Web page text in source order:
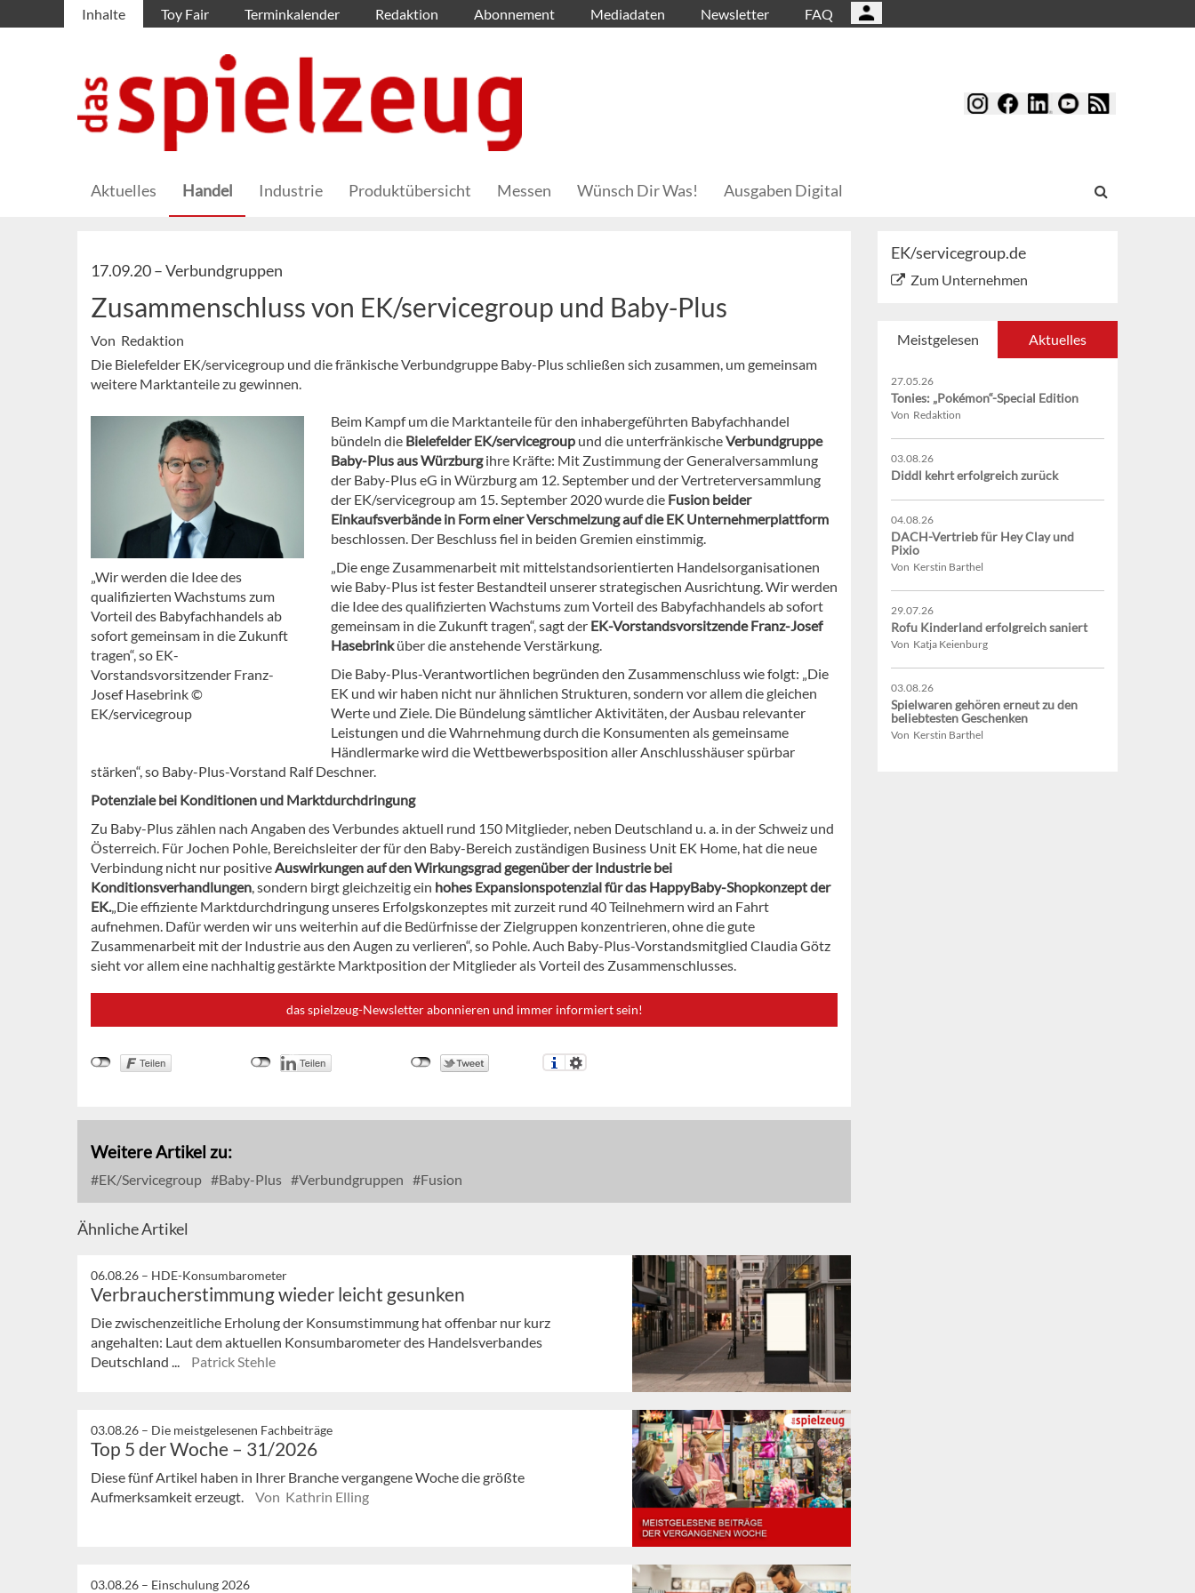
Inhalte Toy Fair Terminkalender Redaktion Abonnement Mediadaten Newsletter FAQ
Aktuelles Handel Industrie Produktübersicht Messen Wünsch Dir Was! Ausgaben Digital
17.09.20 –Verbundgruppen
Zusammenschluss von EK/servicegroup und Baby-Plus
Von Redaktion
Die Bielefelder EK/servicegroup und die fränkische Verbundgruppe Baby-Plus schließen sich zusammen, um gemeinsam
weitere Marktanteile zu gewinnen.
„Wir werden die Idee des
qualifizierten Wachstums zum
Vorteil des Babyfachhandels ab
sofort gemeinsam in die Zukunft
tragen“, so EK-
Vorstandsvorsitzender Franz-
Josef Hasebrink ©
EK/servicegroup
Beim Kampf um die Marktanteile für den inhabergeführten Babyfachhandel
bündeln die Bielefelder EK/servicegroup und die unterfränkischeVerbundgruppe
Baby-Plus aus Würzburgihre Kräfte: Mit Zustimmung der Generalversammlung
der Baby-Plus eG in Würzburg am 12. September und der Vertreterversammlung
der EK/servicegroup am 15. September 2020 wurde die Fusion beider
Einkaufsverbände in Form einer Verschmelzung auf die EK Unternehmerplattform
beschlossen. Der Beschluss fiel in beiden Gremien einstimmig.
„Die enge Zusammenarbeit mit mittelstandsorientierten Handelsorganisationen
wie Baby-Plus ist fester Bestandteil unserer strategischen Ausrichtung. Wir werden
die Idee des qualifizierten Wachstums zum Vorteil des Babyfachhandels ab sofort
gemeinsam in die Zukunft tragen“, sagt der EK-Vorstandsvorsitzende Franz-Josef
Hasebrinküber die anstehende Verstärkung.
Die Baby-Plus-Verantwortlichen begründen den Zusammenschluss wie folgt: „Die
EK und wir haben nicht nur ähnlichen Strukturen, sondern vor allem die gleichen
Werte und Ziele. Die Bündelung sämtlicher Aktivitäten, der Ausbau relevanter
Leistungen und die Wahrnehmung durch die Konsumenten als gemeinsame
Händlermarke wird die Wettbewerbsposition aller Anschlusshäuser spürbar
stärken“, so Baby-Plus-Vorstand Ralf Deschner.
Potenziale bei Konditionen und Marktdurchdringung
Zu Baby-Plus zählen nach Angaben des Verbundes aktuell rund 150 Mitglieder, neben Deutschland u. a. in der Schweiz und
Österreich. Für Jochen Pohle, Bereichsleiter der für den Baby-Bereich zuständigen Business Unit EK Home, hat die neue
Verbindung nicht nur positiveAuswirkungen auf den Wirkungsgrad gegenüber der Industrie bei
Konditionsverhandlungen, sondern birgt gleichzeitig ein hohes Expansionspotenzial für das HappyBaby-Shopkonzept der
EK.„Die effiziente Marktdurchdringung unseres Erfolgskonzeptes mit zurzeit rund 40 Teilnehmern wird an Fahrt
aufnehmen. Dafür werden wir uns weiterhin auf die Bedürfnisse der Zielgruppen konzentrieren, ohne die gute
Zusammenarbeit mit der Industrie aus den Augen zu verlieren“, so Pohle. Auch Baby-Plus-Vorstandsmitglied Claudia Götz
sieht vor allem eine nachhaltig gestärkte Marktposition der Mitglieder als Vorteil des Zusammenschlusses.
das spielzeug-Newsletter abonnieren und immer informiert sein!
Weitere Artikel zu:
EK/Servicegroup Baby-Plus Verbundgruppen Fusion
Ähnliche Artikel
06.08.26 – HDE-Konsumbarometer
Verbraucherstimmung wieder leicht gesunken
Die zwischenzeitliche Erholung der Konsumstimmung hat offenbar nur kurz
angehalten: Laut dem aktuellen Konsumbarometer des Handelsverbandes
Deutschland ...
Patrick Stehle
03.08.26 – Die meistgelesenen Fachbeiträge
Top 5 der Woche – 31/2026
Diese fünf Artikel haben in Ihrer Branche vergangene Woche die größte
Aufmerksamkeit erzeugt.
Von Kathrin Elling
03.08.26 – Einschulung 2026
EK/servicegroup.de
Zum Unternehmen
Meistgelesen Aktuelles
27.05.26
Tonies: „Pokémon“-Special Edition
Von Redaktion
03.08.26
Diddl kehrt erfolgreich zurück
04.08.26
DACH-Vertrieb für Hey Clay und
Pixio
Von Kerstin Barthel
29.07.26
Rofu Kinderland erfolgreich saniert
Von Katja Keienburg
03.08.26
Spielwaren gehören erneut zu den
beliebtesten Geschenken
Von Kerstin Barthel